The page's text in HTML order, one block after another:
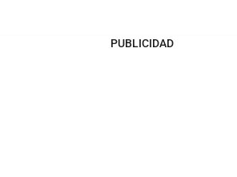
PUBLICIDAD